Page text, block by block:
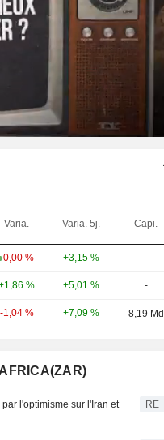
Varia. Varia. 5j. Capi.
-0,00 % +3,15 % -
% +5,01 % -
-1,04 % +7,09 % 8,19 Md
l'optimisme sur l'Iran et
RE